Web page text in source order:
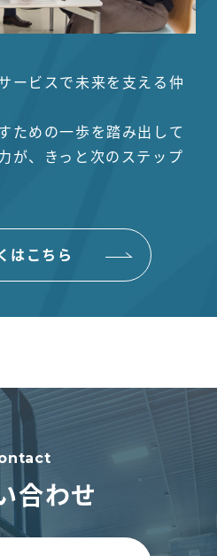
ービスで未来を支える仲
ための一歩を踏み出して
が、きっと次のステップ
はこちら
合わせ